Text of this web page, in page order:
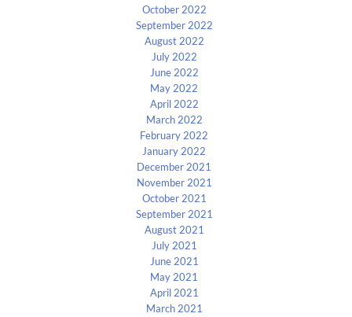
October 2022
September 2022
August 2022
July 2022
June 2022
May 2022
April 2022
March 2022
February 2022
January 2022
December 2021
November 2021
October 2021
September 2021
August 2021
July 2021
June 2021
May 2021
April 2021
March 2021